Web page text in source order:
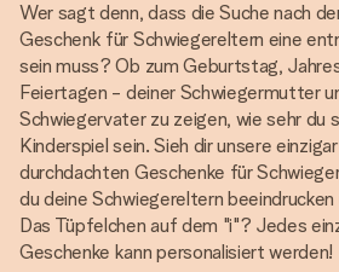
Wer sagt denn, dass die Suche nach
Geschenk für Schwiegereltern eine
sein muss? Ob zum Geburtstag,
Feiertagen - deiner Schwiegermutter
Schwiegervater zu zeigen, wie sehr du
Kinderspiel sein. Sieh dir unsere
durchdachten Geschenke für
du deine Schwiegereltern
Das Tüpfelchen auf dem "i"? Jedes
Geschenke kann personalisiert werden!